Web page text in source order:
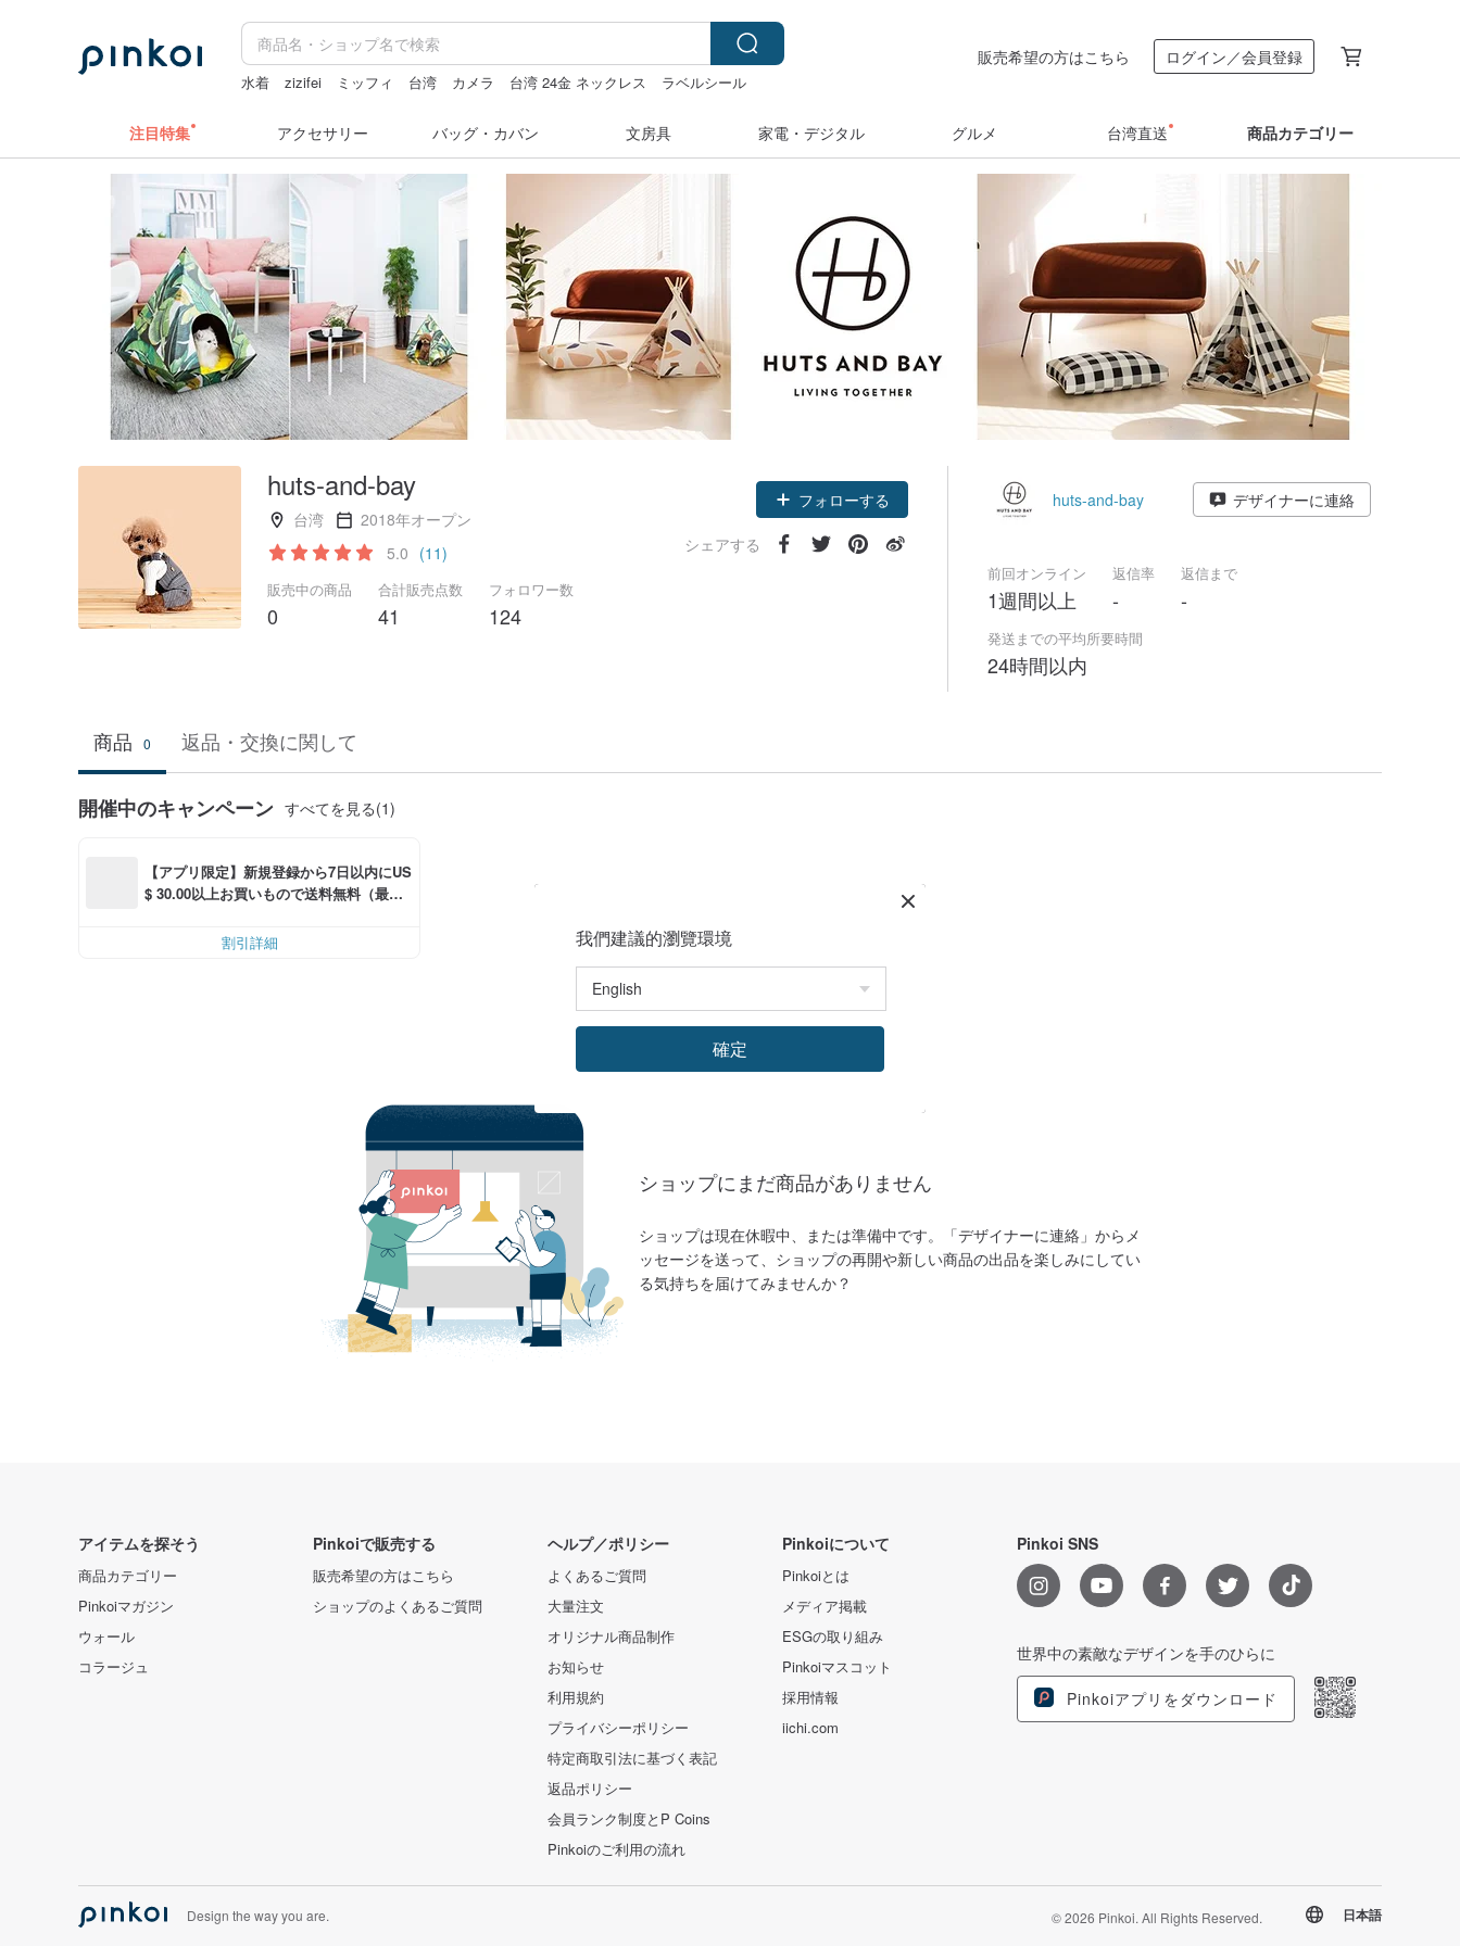
水着 zizifei ミッフィ 台湾 カメラ 台湾 24金 ネックレス
ラベルシール
販売希望の方はこちら ログイン／会員登録
注目特集 アクセサリー バッグ・カバン 文房具 家電・デジタル グルメ 台湾直送 商品カテゴリー
huts-and-bay
台湾
2018年オープン
5.0 (11)
販売中の商品
0
合計販売点数
41
フォロワー数
124
フォローする
シェアする
huts-and-bay デザイナーに連絡
前回オンライン
1週間以上
返信率
-
返信まで
-
発送までの平均所要時間
24時間以内
商品 0 返品・交換に関して
開催中のキャンペーン すべてを見る(1)
【アプリ限定】新規登録から7日以内にUS
$ 30.00以上お買いもので送料無料（最大U
割引詳細
ショップにまだ商品がありません
ショップは現在休暇中、または準備中です。「デザイナーに連絡」からメ
ッセージを送って、ショップの再開や新しい商品の出品を楽しみにしてい
る気持ちを届けてみませんか？
アイテムを探そう
商品カテゴリー
Pinkoiマガジン
ウォール
コラージュ
Pinkoiで販売する
販売希望の方はこちら
ショップのよくあるご質問
ヘルプ／ポリシー
よくあるご質問
大量注文
オリジナル商品制作
お知らせ
利用規約
プライバシーポリシー
特定商取引法に基づく表記
返品ポリシー
会員ランク制度とP Coins
Pinkoiのご利用の流れ
Pinkoiについて
Pinkoiとは
メディア掲載
ESGの取り組み
Pinkoiマスコット
採用情報
iichi.com
Pinkoi SNS
世界中の素敵なデザインを手のひらに
Pinkoiアプリをダウンロード
Design the way you are. © 2026 Pinkoi. All Rights Reserved. 日本語
我們建議的瀏覽環境
確定